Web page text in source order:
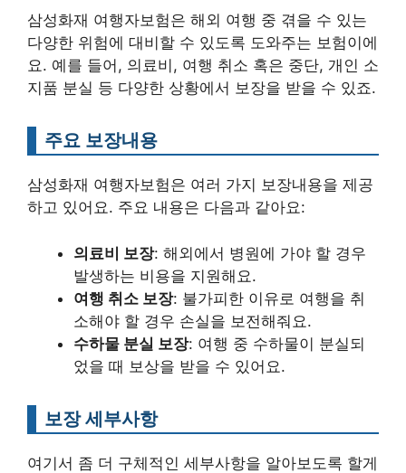
삼성화재 여행자보험은 해외 여행 중 겪을 수 있는
다양한 위험에 대비할 수 있도록 도와주는 보험이에
요. 예를 들어, 의료비, 여행 취소 혹은 중단, 개인 소
지품 분실 등 다양한 상황에서 보장을 받을 수 있죠.
주요 보장내용
삼성화재 여행자보험은 여러 가지 보장내용을 제공
하고 있어요. 주요 내용은 다음과 같아요:
의료비 보장: 해외에서 병원에 가야 할 경우
발생하는 비용을 지원해요.
여행 취소 보장: 불가피한 이유로 여행을 취
소해야 할 경우 손실을 보전해줘요.
수하물 분실 보장: 여행 중 수하물이 분실되
었을 때 보상을 받을 수 있어요.
보장 세부사항
여기서 좀 더 구체적인 세부사항을 알아보도록 할게